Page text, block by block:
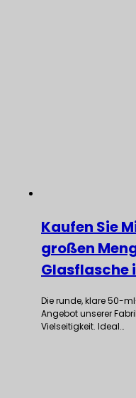
Kaufen Sie
großen
Glasflasche
Die runde, klare 50-
Angebot unserer
Vielseitigkeit. Ideal…